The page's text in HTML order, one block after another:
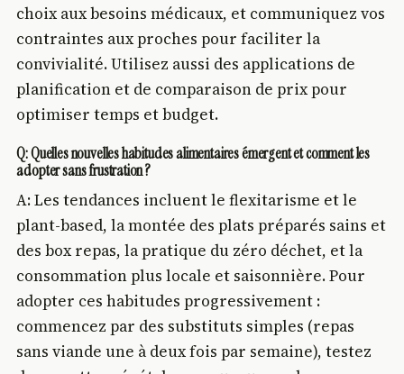
choix aux besoins médicaux, et communiquez vos
contraintes aux proches pour faciliter la
convivialité. Utilisez aussi des applications de
planification et de comparaison de prix pour
optimiser temps et budget.
Q: Quelles nouvelles habitudes alimentaires émergent et comment les
adopter sans frustration ?
A: Les tendances incluent le flexitarisme et le
plant-based, la montée des plats préparés sains et
des box repas, la pratique du zéro déchet, et la
consommation plus locale et saisonnière. Pour
adopter ces habitudes progressivement :
commencez par des substituts simples (repas
sans viande une à deux fois par semaine), testez